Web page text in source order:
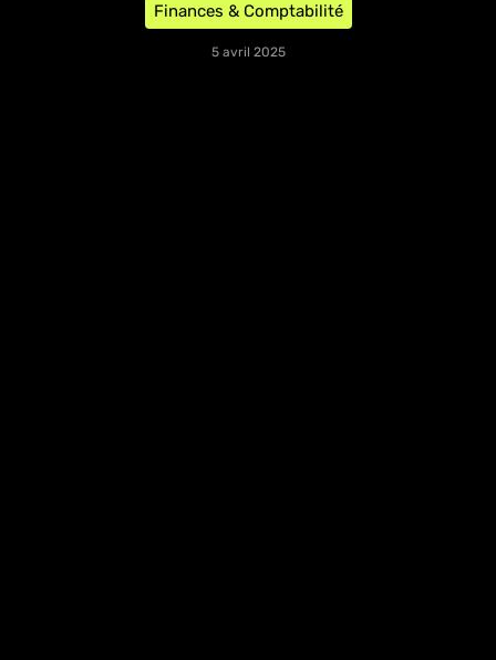
Finances & Comptabilité
5 avril 2025